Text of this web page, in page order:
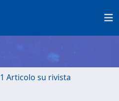
1 Articolo su rivista